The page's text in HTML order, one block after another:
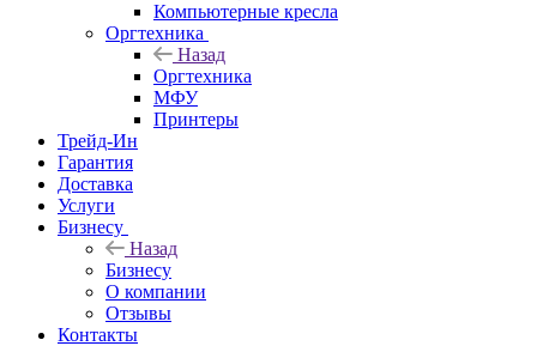
Компьютерные кресла
Оргтехника
Назад
Оргтехника
МФУ
Принтеры
Трейд-Ин
Гарантия
Доставка
Услуги
Бизнесу
Назад
Бизнесу
О компании
Отзывы
Контакты